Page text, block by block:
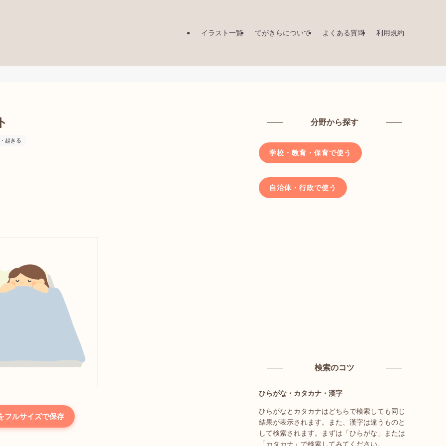
イラスト一覧 てがきらについて よくある質問 利用規約
起きる
フルサイズで保存
分野から探す
学校・教育・保育で使う
自治体・行政で使う
検索のコツ
ひらがな・カタカナ・漢字
ひらがなとカタカナはどちらで検索しても同じ
結果が表示されます。また、漢字は違うものと
して検索されます。まずは「ひらがな」または
「カタカナ」で検索してみてください。